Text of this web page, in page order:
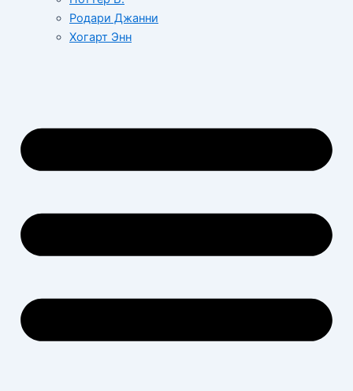
Родари Джанни
Хогарт Энн